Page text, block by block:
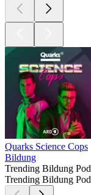
Quarks Science Cops
Bildung
Trending Bildung
Trending Bildung